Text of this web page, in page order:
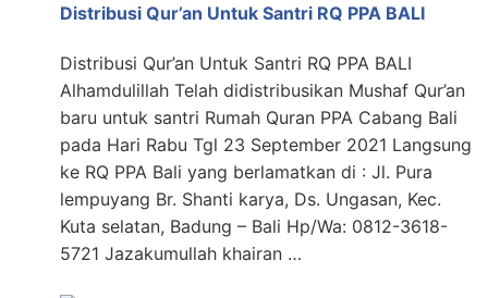
Distribusi Qur’an Untuk Santri RQ PPA BALI
Distribusi Qur’an Untuk Santri RQ PPA BALI
Alhamdulillah Telah didistribusikan Mushaf Qur’an
baru untuk santri Rumah Quran PPA Cabang Bali
pada Hari Rabu Tgl 23 September 2021 Langsung
ke RQ PPA Bali yang berlamatkan di : Jl. Pura
lempuyang Br. Shanti karya, Ds. Ungasan, Kec.
Kuta selatan, Badung – Bali Hp/Wa: 0812-3618-
5721 Jazakumullah khairan …